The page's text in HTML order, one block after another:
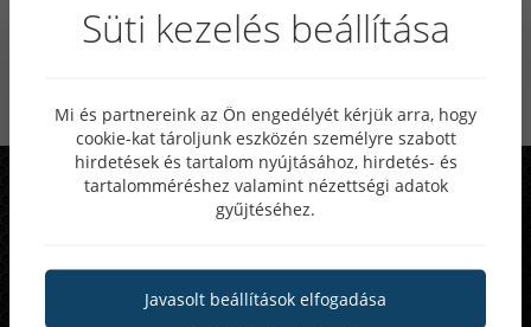
Cserélhető Csatos Milánói Fekete Fémszíj
22mm
Lista ár: 4 490 Ft
Online akciós ár: 2 990 Ft
Rendszeres akciók, különleges
25-50%kedvezmény
Süti kezelés beállítása
Mi és partnereink az Ön engedélyét kérjük arra, hogy
cookie-kat tároljunk eszközén személyre szabott
hirdetések és tartalom nyújtásához, hirdetés- és
tartalomméréshez valamint nézettségi adatok
gyűjtéséhez.
Javasolt beállítások elfogadása